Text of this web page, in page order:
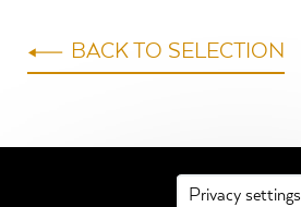
BACK TO SELECTION
Privacy settings